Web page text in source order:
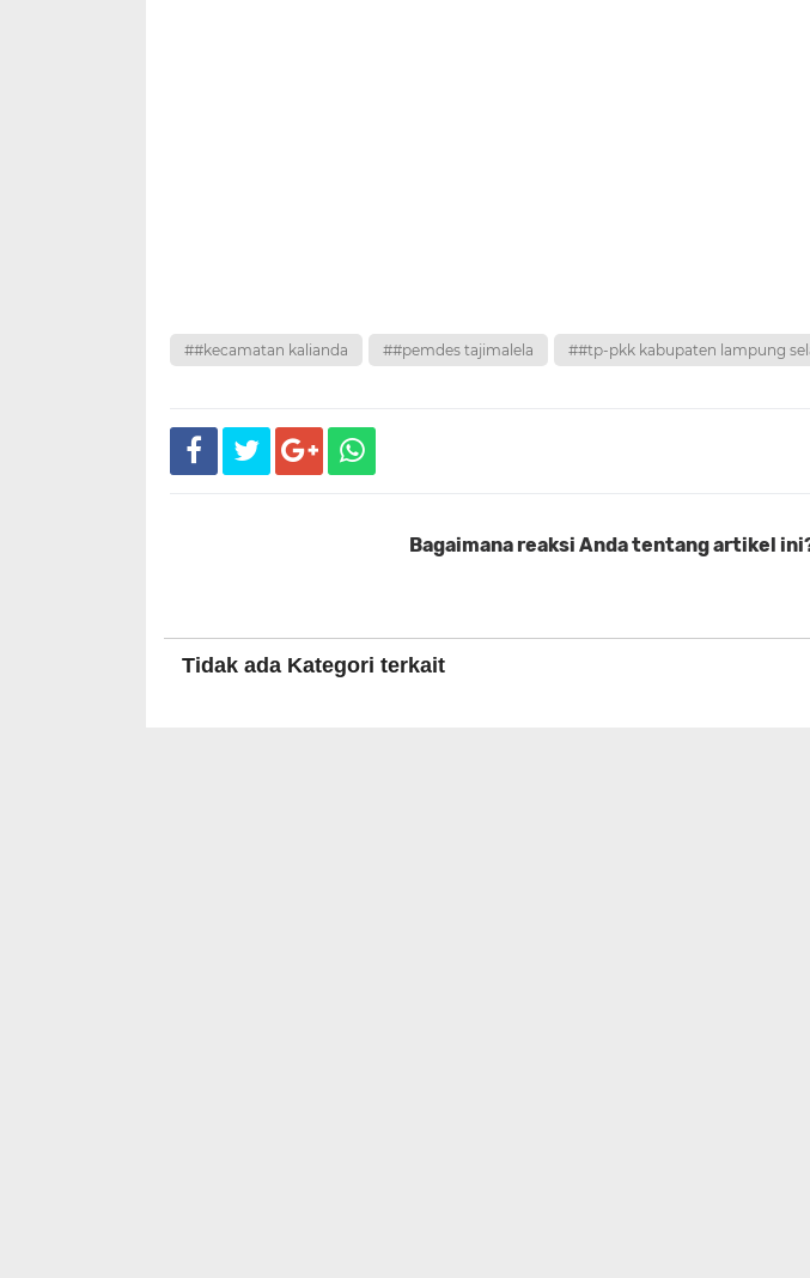
##kecamatan kalianda ##pemdes tajimalela ##tp-pkk kabupaten lampung
Bagaimana reaksi Anda tentang artikel
Tidak ada Kategori terkait